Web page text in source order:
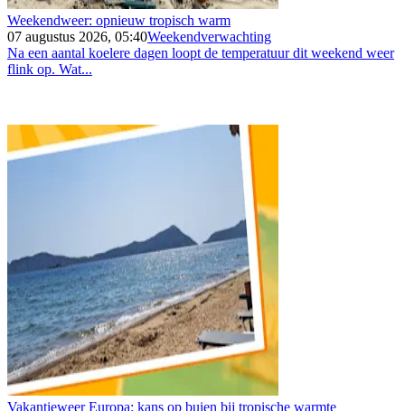
Weekendweer: opnieuw tropisch warm
07 augustus 2026, 05:40Weekendverwachting
Na een aantal koelere dagen loopt de temperatuur dit weekend weer
flink op. Wat...
Vakantieweer Europa: kans op buien bij tropische warmte